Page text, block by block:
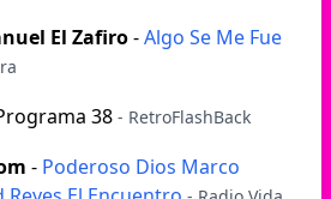
El Zafiro-Algo Se Me Fue
38 - RetroFlashBack
- Poderoso Dios Marco